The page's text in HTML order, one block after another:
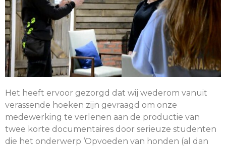
Het heeft ervoor gezorgd dat wij wederom vanuit
verassende hoeken zijn gevraagd om onze
medewerking te verlenen aan de productie van
twee korte documentaires door serieuze studenten
die het onderwerp ‘Opvoeden van honden (al dan